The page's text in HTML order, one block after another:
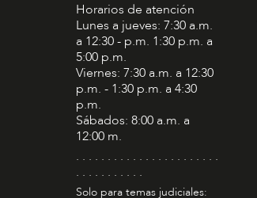
Horarios de atención
Lunes a jueves: 7:30 a.m.
a 12:30 - p.m. 1:30 p.m. a
5:00 p.m.
Viernes: 7:30 a.m. a 12:30
p.m. - 1:30 p.m. a 4:30
p.m.
Sábados: 8:00 a.m. a
12:00 m.
. . . . . . . . . . . . . . . . . . . . . . .
. . . . . . . . . . .
Solo para temas judiciales: